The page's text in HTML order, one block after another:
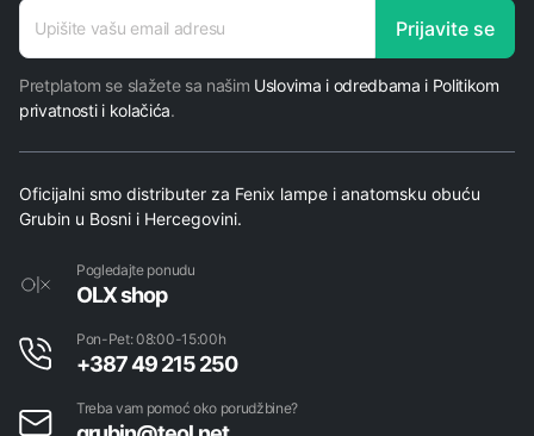
adresa
E-mail
Prijavite se
Pretplatom se slažete sa našim Uslovima i odredbama i Politikom
privatnosti i kolačića.
Oficijalni smo distributer za Fenix lampe i anatomsku obuću
Grubin u Bosni i Hercegovini.
Pogledajte ponudu
OLX shop
Pon-Pet: 08:00-15:00h
+387 49 215 250
Treba vam pomoć oko porudžbine?